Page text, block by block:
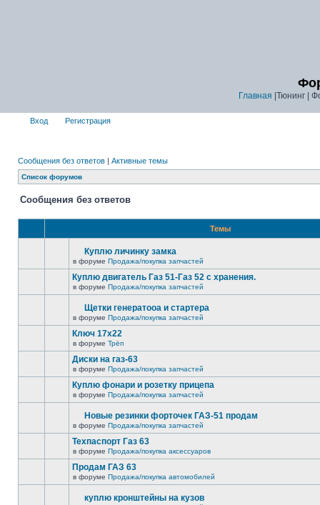
Главная |Тюнинг |
Вход Регистрация
Сообщения без ответов | Активные темы
Список форумов
Сообщения без ответов
Темы
Куплю личинку замка
в форуме Продажа/покупка запчастей
Куплю двигатель Газ 51-Газ 52 с хранения.
в форуме Продажа/покупка запчастей
Щетки генератооа и стартера
в форуме Продажа/покупка запчастей
Ключ 17х22
в форуме Трёп
Диски на газ-63
в форуме Продажа/покупка запчастей
Куплю фонари и розетку прицепа
в форуме Продажа/покупка запчастей
Новые резинки форточек ГАЗ-51 продам
в форуме Продажа/покупка запчастей
Техпаспорт Газ 63
в форуме Продажа/покупка аксессуаров
Продам ГАЗ 63
в форуме Продажа/покупка автомобилей
куплю кронштейны на кузов